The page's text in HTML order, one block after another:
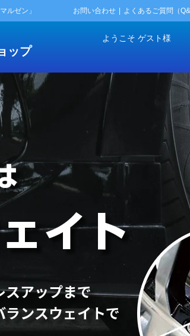
ルゼン」 お問い合わせ よくあるご質問（
ップ
ようこそ ゲスト様